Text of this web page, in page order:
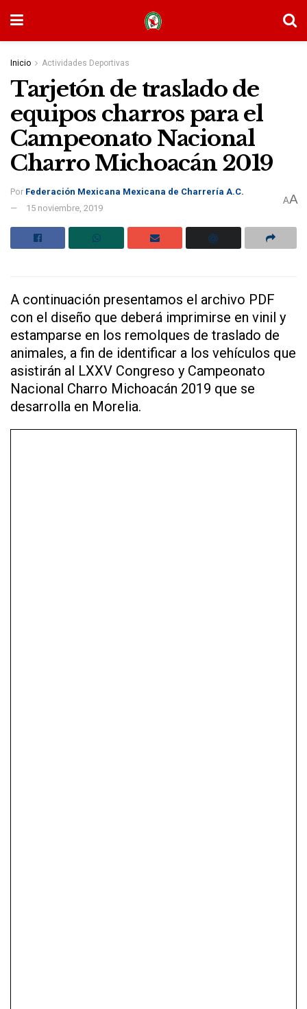
Inicio Actividades Deportivas
Tarjetón de traslado de
equipos charros para el
Campeonato Nacional
Charro Michoacán 2019
Por Federación Mexicana Mexicana de Charrería A.C.
15 noviembre, 2019
AA
A continuación presentamos el archivo PDF
con el diseño que deberá imprimirse en vinil y
estamparse en los remolques de traslado de
animales, a fin de identificar a los vehículos que
asistirán al LXXV Congreso y Campeonato
Nacional Charro Michoacán 2019 que se
desarrolla en Morelia.